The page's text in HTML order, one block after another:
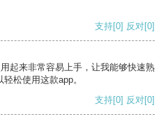
支持[0] 反对[0]
起来非常容易上手，让我能够快速熟
松使用这款app。
支持[0] 反对[0]